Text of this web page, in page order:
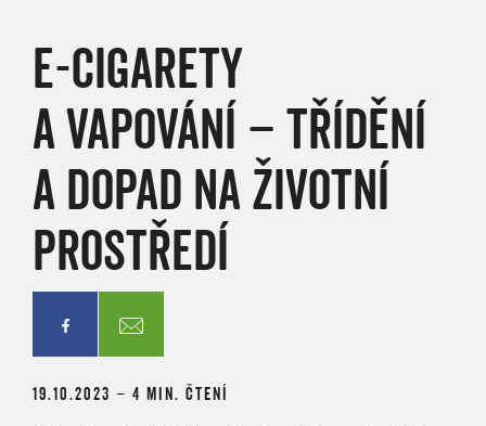
E-CIGARETY
A VAPOVÁNÍ – TŘÍDĚNÍ
A DOPAD NA ŽIVOTNÍ
PROSTŘEDÍ
19.10.2023 – 4 MIN. ČTENÍ